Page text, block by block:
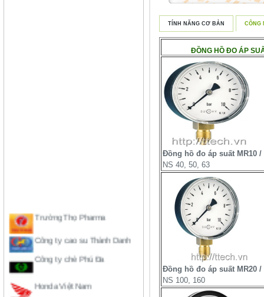
Công ty cao su Thành Danh
Công ty chè Phú Đa
Honda Việt Nam
Công ty nước giải khát Coca -
TÍNH NĂNG CƠ BẢN CÔNG
ĐỒNG HỒ ĐO ÁP
Đồng hồ đo áp suất MR10 /
NS 40, 50, 63
Đồng hồ đo áp suất MR20 /
NS 100, 160